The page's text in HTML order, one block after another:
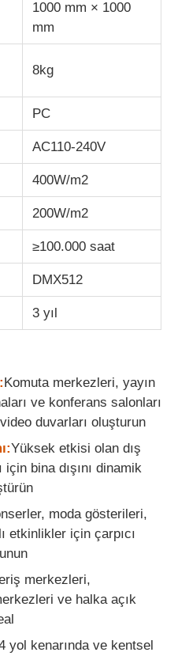
1000 mm × 1000
mm
8kg
PC
AC110-240V
400W/m2
200W/m2
≥100.000 saat
DMX512
3 yıl
Komuta merkezleri, yayın
ve konferans salonları
duvarları oluşturun
Yüksek etkisi olan dış
bina dışını dinamik
moda gösterileri,
etkinlikler için çarpıcı
merkezleri,
ve halka açık
yol kenarında ve kentsel